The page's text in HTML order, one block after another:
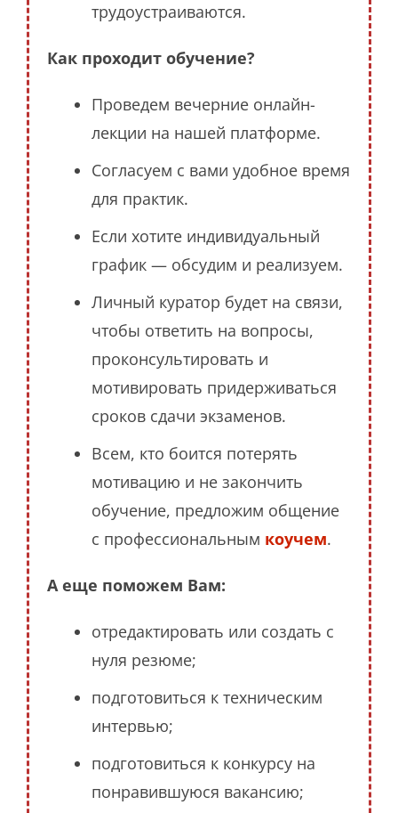
трудоустраиваются.
Как проходит обучение?
Проведем вечерние онлайн-
лекции на нашей платформе.
Согласуем с вами удобное время
для практик.
Если хотите индивидуальный
график — обсудим и реализуем.
Личный куратор будет на связи,
чтобы ответить на вопросы,
проконсультировать и
мотивировать придерживаться
сроков сдачи экзаменов.
Всем, кто боится потерять
мотивацию и не закончить
обучение, предложим общение
с профессиональным коучем.
А еще поможем Вам:
отредактировать или создать с
нуля резюме;
подготовиться к техническим
интервью;
подготовиться к конкурсу на
понравившуюся вакансию;